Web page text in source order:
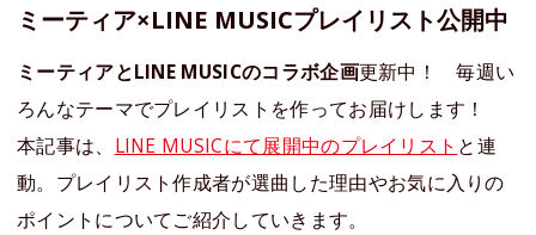
ミーティア×LINE MUSICプレイリスト公開中
ミーティアとLINE MUSICのコラボ企画更新中！ 毎週い
ろんなテーマでプレイリストを作ってお届けします！
本記事は、 LINE MUSICにて展開中のプレイリスト と連
動。プレイリスト作成者が選曲した理由やお気に入りの
ポイントについてご紹介していきます。